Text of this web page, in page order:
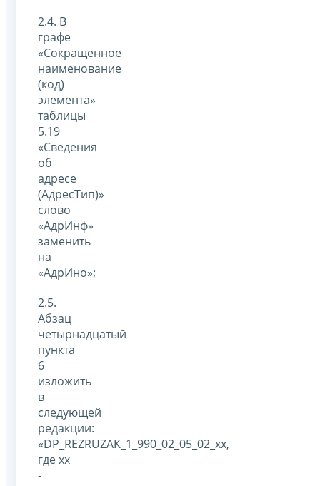
2.4. В
графе
«Сокращенное
наименование
(код)
элемента»
таблицы
5.19
«Сведения
об
адресе
(АдресТип)»
слово
«АдрИнф»
заменить
на
«АдрИно»;
2.5.
Абзац
четырнадцатый
пункта
6
изложить
в
следующей
редакции:
«DP_REZRUZAK_1_990_02_05_02_xx,
где xx
-